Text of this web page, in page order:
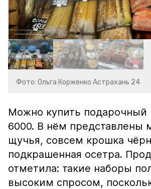
Фото: Ольга Корженко Астрахань 24
Можно купить подарочный
6000. В нём представлены
щучья, совсем крошка
подкрашенная осетра.
отметила: такие наборы
высоким спросом,